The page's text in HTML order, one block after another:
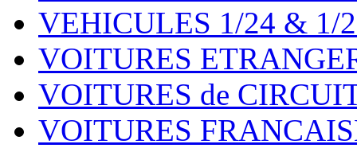
VEHICULES 1/24 & 1/
VOITURES
VOITURES de
VOITURES